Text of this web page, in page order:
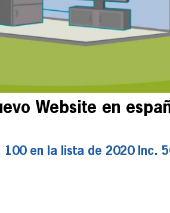
Website en
en la lista de 2020 Inc.